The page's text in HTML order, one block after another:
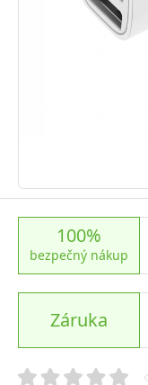
100%
bezpečný nákup
Záruka